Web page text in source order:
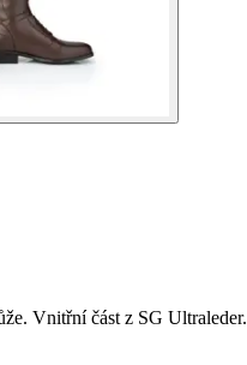
Vnitřní část z SG Ultraleder.